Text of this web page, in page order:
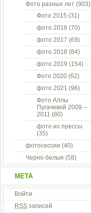
Фото разных лет (903)
Фото 2015 (31)
фото 2016 (70)
фото 2017 (69)
фото 2018 (84)
фото 2019 (154)
Фото 2020 (62)
фото 2021 (96)
Фото Аллы
Пугачевой 2009 –
2011 (80)
фото из прессы
(35)
фотосессии (40)
Черно белые (58)
МЕТА
Войти
RSS записей